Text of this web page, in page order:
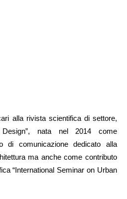
alla rivista scientifica di settore,
nata nel 2014 come
di comunicazione dedicato alla
ma anche come contributo
“International Seminar on Urban